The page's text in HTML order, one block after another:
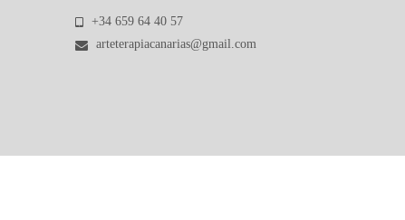
+34 659 64 40 57
arteterapiacanarias@gmail.com